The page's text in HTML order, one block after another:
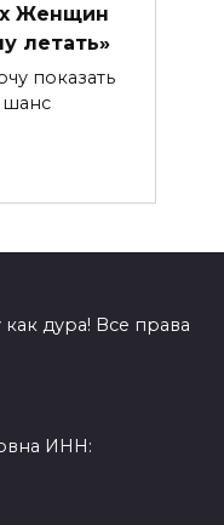
Женщин
летать»
показать
шанс
дура! Все права
ИНН: